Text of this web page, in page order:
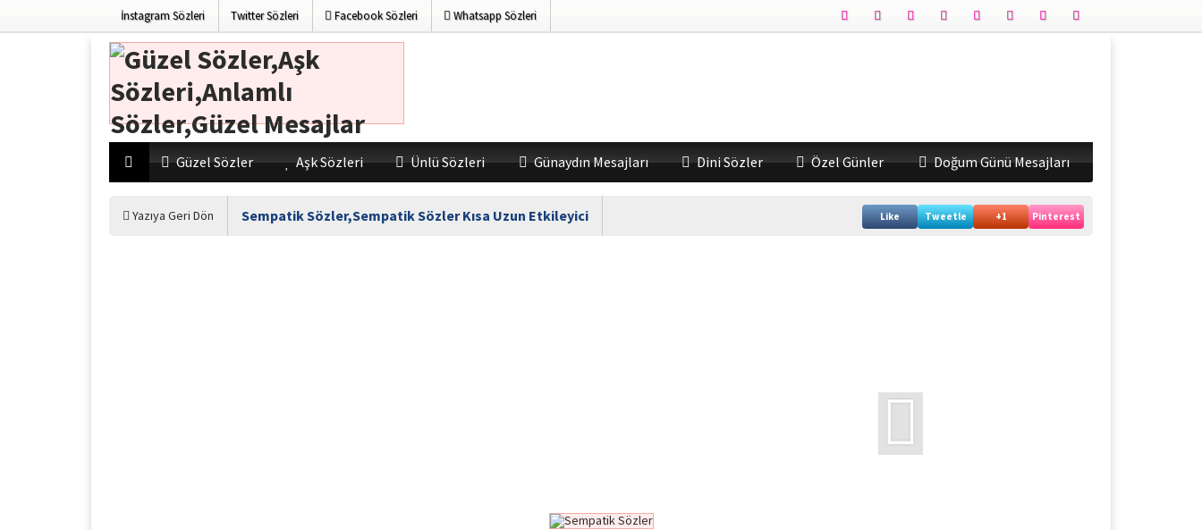
İnstagram Sözleri Twitter Sözleri Facebook Sözleri Whatsapp Sözleri
Güzel Sözler Aşk Sözleri Ünlü Sözleri Günaydın Mesajları Dini Sözler Özel Günler Doğum Günü Mesajları
Yazıya Geri Dön Sempatik Sözler,Sempatik Sözler Kısa Uzun Etkileyici Like Tweetle +1 Pinterest